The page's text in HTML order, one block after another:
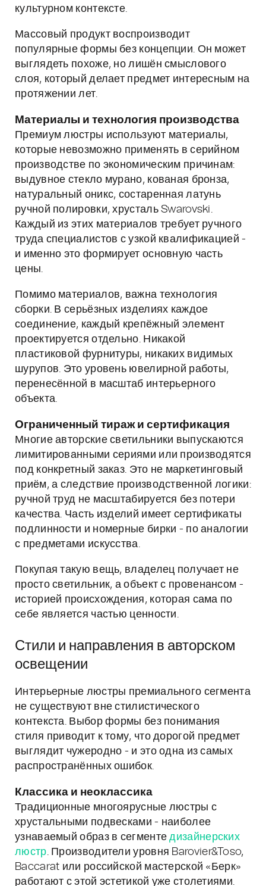
культурном контексте.
Массовый продукт воспроизводит
популярные формы без концепции. Он может
выглядеть похоже, но лишён смыслового
слоя, который делает предмет интересным на
протяжении лет.
Материалы и технология производства
Премиум люстры используют материалы,
которые невозможно применять в серийном
производстве по экономическим причинам:
выдувное стекло мурано, кованая бронза,
натуральный оникс, состаренная латунь
ручной полировки, хрусталь Swarovski.
Каждый из этих материалов требует ручного
труда специалистов с узкой квалификацией -
и именно это формирует основную часть
цены.
Помимо материалов, важна технология
сборки. В серьёзных изделиях каждое
соединение, каждый крепёжный элемент
проектируется отдельно. Никакой
пластиковой фурнитуры, никаких видимых
шурупов. Это уровень ювелирной работы,
перенесённой в масштаб интерьерного
объекта.
Ограниченный тираж и сертификация
Многие авторские светильники выпускаются
лимитированными сериями или производятся
под конкретный заказ. Это не маркетинговый
приём, а следствие производственной логики:
ручной труд не масштабируется без потери
качества. Часть изделий имеет сертификаты
подлинности и номерные бирки - по аналогии
с предметами искусства.
Покупая такую вещь, владелец получает не
просто светильник, а объект с провенансом -
историей происхождения, которая сама по
себе является частью ценности.
Стили и направления в авторском
освещении
Интерьерные люстры премиального сегмента
не существуют вне стилистического
контекста. Выбор формы без понимания
стиля приводит к тому, что дорогой предмет
выглядит чужеродно - и это одна из самых
распространённых ошибок.
Классика и неоклассика
Традиционные многоярусные люстры с
хрустальными подвесками - наиболее
узнаваемый образ в сегментедизайнерских
люстр. Производители уровня Barovier&Toso,
Baccarat или российской мастерской «Берк»
работают с этой эстетикой уже столетиями.